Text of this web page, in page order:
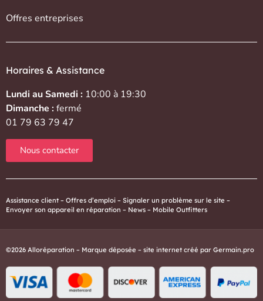
Offres entreprises
Horaires & Assistance
Lundi au Samedi : 10:00 à 19:30
Dimanche :fermé
01 79 63 79 47
Nous contacter
Assistance client – Offres d’emploi – Signaler un problème sur le site –
Envoyer son appareil en réparation – News – Mobile Outfitters
©2026 Alloréparation – Marque déposée – site internet créé par Germain.pro